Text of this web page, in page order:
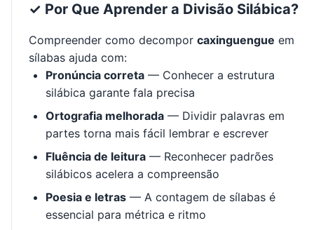
✓ Por Que Aprender a Divisão Silábica?
Compreender como decompor caxinguengue em
sílabas ajuda com:
Pronúncia correta — Conhecer a estrutura
silábica garante fala precisa
Ortografia melhorada — Dividir palavras em
partes torna mais fácil lembrar e escrever
Fluência de leitura — Reconhecer padrões
silábicos acelera a compreensão
Poesia e letras — A contagem de sílabas é
essencial para métrica e ritmo